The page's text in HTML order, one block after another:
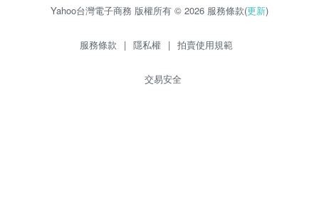
Yahoo台灣電子商務 版權所有 © 2026 服務條款(更新)
服務條款 | 隱私權 | 拍賣使用規範
交易安全